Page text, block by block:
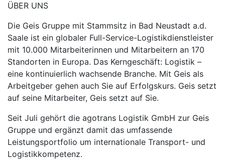
ÜBER UNS
Die Geis Gruppe mit Stammsitz in Bad Neustadt a.d.
Saale ist ein globaler Full-Service-Logistikdienstleister
mit 10.000 Mitarbeiterinnen und Mitarbeitern an 170
Standorten in Europa. Das Kerngeschäft: Logistik –
eine kontinuierlich wachsende Branche. Mit Geis als
Arbeitgeber gehen auch Sie auf Erfolgskurs. Geis setzt
auf seine Mitarbeiter, Geis setzt auf Sie.
Seit Juli gehört die agotrans Logistik GmbH zur Geis
Gruppe und ergänzt damit das umfassende
Leistungsportfolio um internationale Transport- und
Logistikkompetenz.